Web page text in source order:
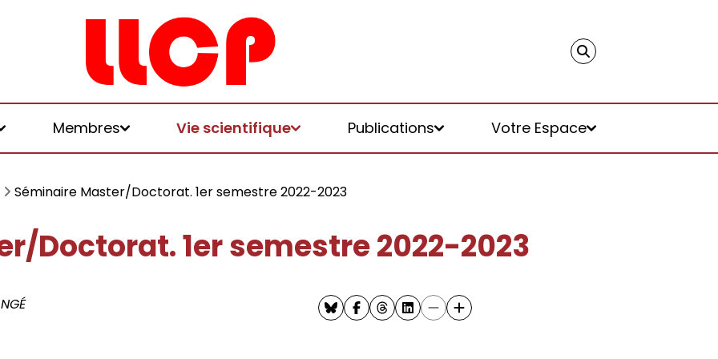
Membres Vie scientifique Publications Votre Espace
logiques de
écologies, politiques
honoraires
Séminaire Master/Doctorat. 1er semestre 2022-2023
Doctorat. 1er semestre 2022-2023